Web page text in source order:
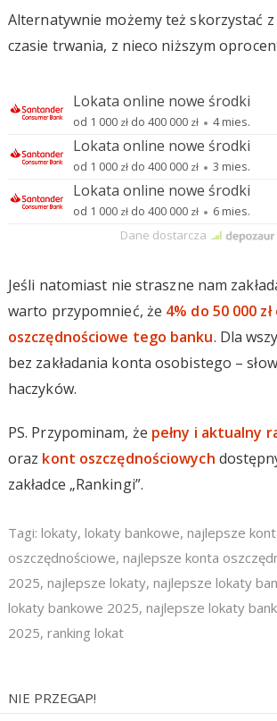
Alternatywnie możemy też skorzystać
czasie trwania, z nieco niższym
Jeśli natomiast nie straszne nam
warto przypomnieć, że 4% do 50 000
oszczędnościowe tego banku. Dla
bez zakładania konta osobistego –
haczyków.
PS. Przypominam, że pełny i aktualny
oraz kont oszczędnościowych
zakładce „Rankingi”.
Tagi: lokaty, lokaty bankowe, najlepsze
oszczędnościowe, najlepsze konta
2025, najlepsze lokaty, najlepsze lokaty
lokaty bankowe 2025, najlepsze lokaty
2025, ranking lokat
NIE PRZEGAP!